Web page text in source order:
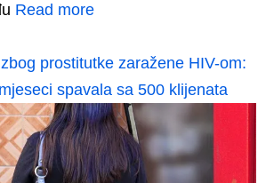
Read more
prostitutke zaražene HIV-om:
spavala sa 500 klijenata